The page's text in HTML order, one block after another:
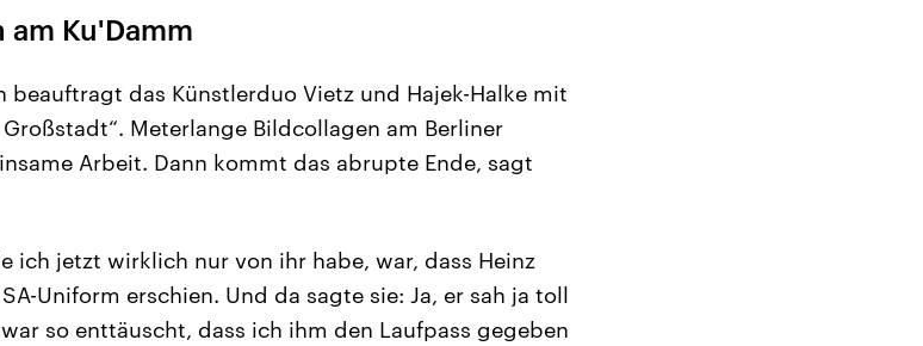
Ku'Damm
beauftragt das Künstlerduo Vietz und Hajek-Halke mit
Meterlange Bildcollagen am Berliner
Arbeit. Dann kommt das abrupte Ende, sagt
ich jetzt wirklich nur von ihr habe, war, dass Heinz
Uniform erschien. Und da sagte sie: Ja, er sah ja toll
so enttäuscht, dass ich ihm den Laufpass gegeben